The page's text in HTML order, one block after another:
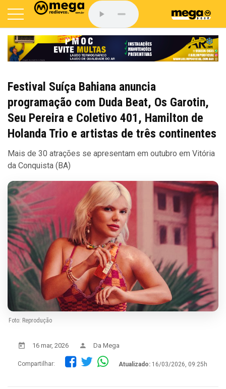
Festival Suíça Bahiana anuncia
programação com Duda Beat, Os Garotin,
Seu Pereira e Coletivo 401, Hamilton de
Holanda Trio e artistas de três continentes
Mais de 30 atrações se apresentam em outubro em Vitória
da Conquista (BA)
Foto: Reprodução
16 mar, 2026 Da Mega
Compartilhar: Atualizado: 16/03/2026, 09:25h